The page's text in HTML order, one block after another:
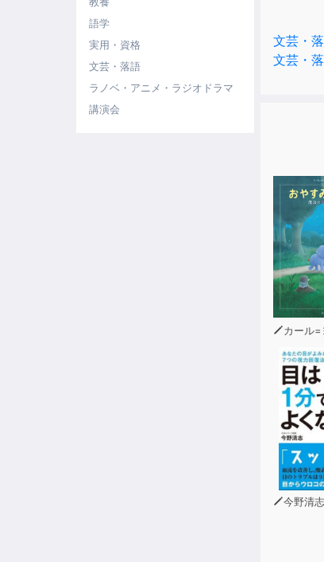
語学
実用・資格
文芸・落語
ラノベ・アニメ・ラジオドラマ
講演会
そして
しかし
文芸・
文芸・
カール=ヨハン
今野清志